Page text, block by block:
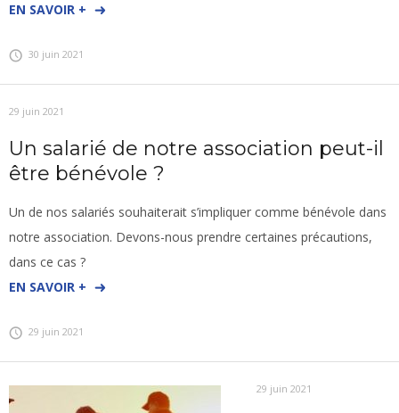
EN SAVOIR +
30 juin 2021
29 juin 2021
Un salarié de notre association peut-il
être bénévole ?
Un de nos salariés souhaiterait s’impliquer comme bénévole dans
notre association. Devons-nous prendre certaines précautions,
dans ce cas ?
EN SAVOIR +
29 juin 2021
29 juin 2021